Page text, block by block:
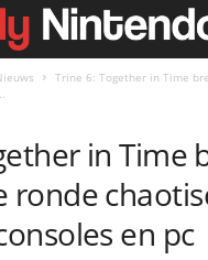
Trine 6: Together in Time
in Time
ronde
en pc